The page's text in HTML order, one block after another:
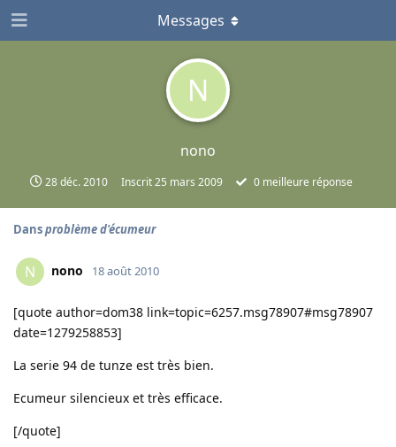
N
nono
28 déc. 2010 Inscrit25 mars 2009 0 meilleure réponse
Messages
Dansproblème d'écumeur
N nono 18 août 2010
[quote author=dom38 link=topic=6257.msg78907#msg78907
date=1279258853]
La serie 94 de tunze est très bien.
Ecumeur silencieux et très efficace.
[/quote]